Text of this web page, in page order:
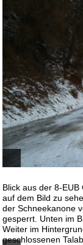
Blick aus der 8-
auf dem Bild zu
der Schneekanone
gesperrt. Unten im
Weiter im
geschlossenen